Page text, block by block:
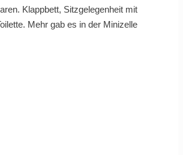
Klappbett, Sitzgelegenheit mit
Mehr gab es in der Minizelle